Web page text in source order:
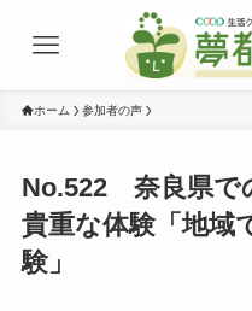
ホーム 参加者の声
No.522 奈良県で
貴重な体験「地域
験」